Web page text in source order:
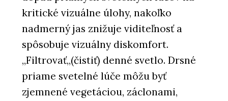
kritické vizuálne úlohy, nakoľko
nadmerný jas znižuje viditeľnosť a
spôsobuje vizuálny diskomfort.
„Filtrovať„(čistiť) denné svetlo. Drsné
priame svetelné lúče môžu byť
zjemnené vegetáciou, záclonami,